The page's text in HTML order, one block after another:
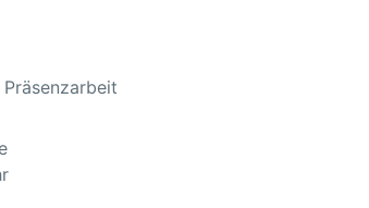
Präsenzarbeit